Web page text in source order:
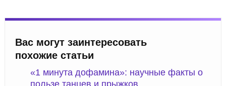
Вас могут заинтересовать
похожие статьи
«1 минута дофамина»: научные факты о